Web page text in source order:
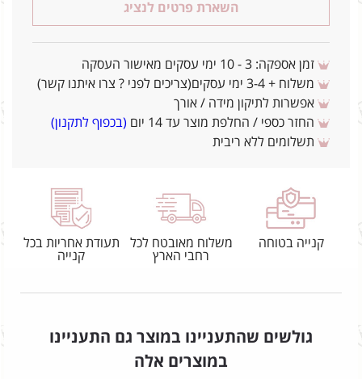
השארת פרטים לנציג
זמן אספקה: 3 - 10 ימי עסקים מאישור העסקה
משלוח + 3-4 ימי עסקים(צריכים לפני ? צרו איתנו קשר)
אפשרות לתיקון מידה / אורך
החזר כספי / החלפת מוצר עד 14 יום
(בכפוף לתקנון)
תשלומים ללא ריבית
קנייה בטוחה
משלוח מאובטח לכל
רחבי הארץ
תעודת אחריות בכל
קנייה
גולשים שהתעניינו במוצר גם התעניינו
במוצרים אלה